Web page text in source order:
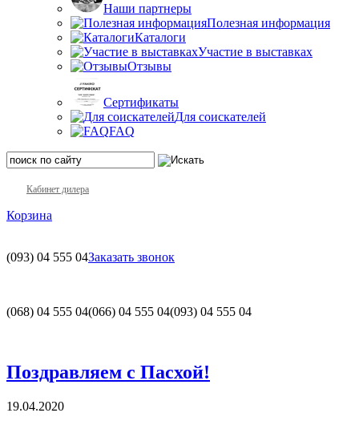
Наши партнеры
Полезная информация
Каталоги
Участие в выставках
Отзывы
Сертификаты
Для соискателей
FAQ
Кабинет дилера
Корзина
(093) 04 555 04Заказать звонок
(068) 04 555 04(066) 04 555 04(093) 04 555 04
Поздравляем с Пасхой!
19.04.2020